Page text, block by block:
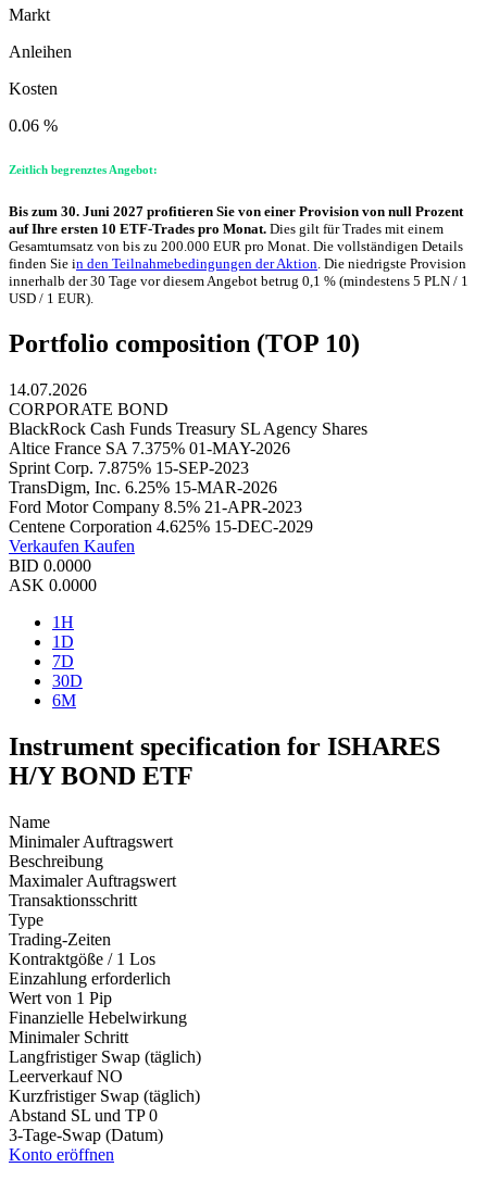
Markt
Anleihen
Kosten
0.06 %
Zeitlich begrenztes Angebot:
Bis zum 30. Juni 2027 profitieren Sie von einer Provision von null Prozent
auf Ihre ersten 10 ETF-Trades pro Monat. Dies gilt für Trades mit einem
Gesamtumsatz von bis zu 200.000 EUR pro Monat. Die vollständigen Details
finden Sie in den Teilnahmebedingungen der Aktion. Die niedrigste Provision
innerhalb der 30 Tage vor diesem Angebot betrug 0,1 % (mindestens 5 PLN / 1
USD / 1 EUR).
Portfolio composition (TOP 10)
14.07.2026
CORPORATE BOND
BlackRock Cash Funds Treasury SL Agency Shares
Altice France SA 7.375% 01-MAY-2026
Sprint Corp. 7.875% 15-SEP-2023
TransDigm, Inc. 6.25% 15-MAR-2026
Ford Motor Company 8.5% 21-APR-2023
Centene Corporation 4.625% 15-DEC-2029
Verkaufen Kaufen
BID 0.0000
ASK 0.0000
1H
1D
7D
30D
6M
Instrument specification for ISHARES
H/Y BOND ETF
Name
Minimaler Auftragswert
Beschreibung
Maximaler Auftragswert
Transaktionsschritt
Type
Trading-Zeiten
Kontraktgöße / 1 Los
Einzahlung erforderlich
Wert von 1 Pip
Finanzielle Hebelwirkung
Minimaler Schritt
Langfristiger Swap (täglich)
Leerverkauf NO
Kurzfristiger Swap (täglich)
Abstand SL und TP 0
3-Tage-Swap (Datum)
Konto eröffnen